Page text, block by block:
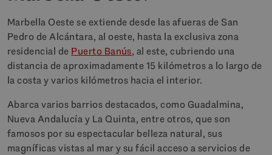
Marbella Oeste se extiende desde las afueras de San
Pedro de Alcántara, al oeste, hasta la exclusiva zona
residencial de Puerto Banús, al este, cubriendo una
distancia de aproximadamente 15 kilómetros a lo largo de
la costa y varios kilómetros hacia el interior.
Abarca varios barrios destacados, como Guadalmina,
Nueva Andalucía y La Quinta, entre otros, que son
famosos por su espectacular belleza natural, sus
magníficas vistas al mar y su fácil acceso a servicios de